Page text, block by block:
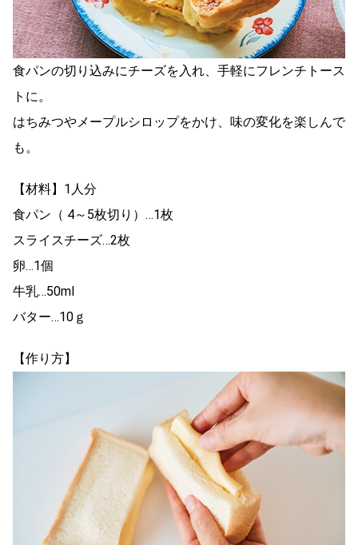
食パンの切り込みにチーズを入れ、手軽にフレンチトース
トに。
はちみつやメープルシロップをかけ、味の変化を楽しんで
も。
【材料】1人分
食パン（ 4～5枚切り）…1枚
スライスチーズ…2枚
卵…1個
牛乳…50ml
バター…10ｇ
【作り方】